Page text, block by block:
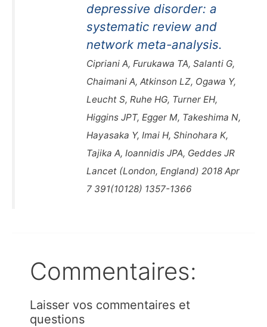
depressive disorder: a
systematic review and
network meta-analysis.
Cipriani A, Furukawa TA, Salanti G,
Chaimani A, Atkinson LZ, Ogawa Y,
Leucht S, Ruhe HG, Turner EH,
Higgins JPT, Egger M, Takeshima N,
Hayasaka Y, Imai H, Shinohara K,
Tajika A, Ioannidis JPA, Geddes JR
Lancet (London, England) 2018 Apr
7 391(10128) 1357-1366
Commentaires:
Laisser vos commentaires et
questions